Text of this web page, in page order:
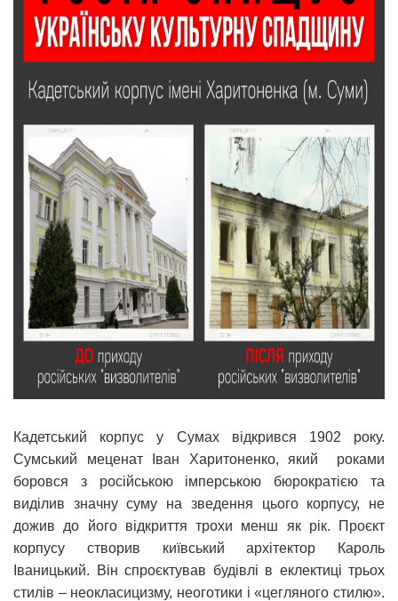
Кадетський корпус у Сумах відкрився 1902 року.
Сумський меценат Іван Харитоненко, який роками
боровся з російською імперською бюрократією та
виділив значну суму на зведення цього корпусу, не
дожив до його відкриття трохи менш як рік. Проєкт
корпусу створив київський архітектор Кароль
Іваницький. Він спроєктував будівлі в еклектиці трьох
стилів – неокласицизму, неоготики і «цегляного стилю».